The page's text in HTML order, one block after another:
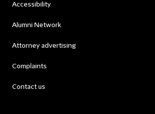
Accessibility
Alumni Network
Attorney advertising
Complaints
Contact us